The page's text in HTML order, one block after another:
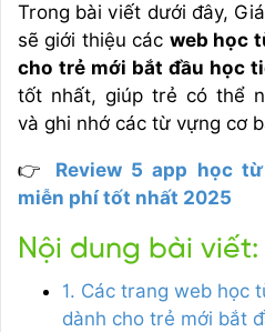
Trong bài viết dưới đây,
sẽ giới thiệu các web học
cho trẻ mới bắt đầu học
tốt nhất, giúp trẻ có thể
và ghi nhớ các từ vựng cơ
👉 Review 5 app học
miễn phí tốt nhất 2025
Nội dung bài viết:
1. Các trang web học
dành cho trẻ mới bắt